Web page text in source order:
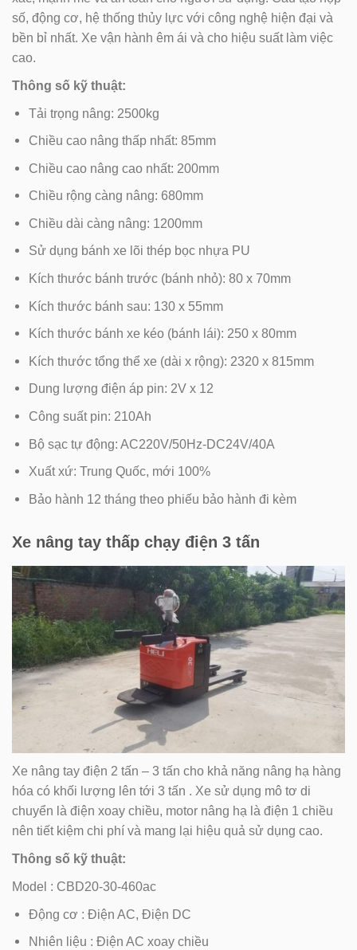
số, động cơ, hệ thống thủy lực với công nghệ hiện đại và
bền bỉ nhất. Xe vận hành êm ái và cho hiệu suất làm việc
cao.
Thông số kỹ thuật:
Tải trọng nâng: 2500kg
Chiều cao nâng thấp nhất: 85mm
Chiều cao nâng cao nhất: 200mm
Chiều rộng càng nâng: 680mm
Chiều dài càng nâng: 1200mm
Sử dụng bánh xe lõi thép bọc nhựa PU
Kích thước bánh trước (bánh nhỏ): 80 x 70mm
Kích thước bánh sau: 130 x 55mm
Kích thước bánh xe kéo (bánh lái): 250 x 80mm
Kích thước tổng thể xe (dài x rộng): 2320 x 815mm
Dung lượng điện áp pin: 2V x 12
Công suất pin: 210Ah
Bộ sạc tự động: AC220V/50Hz-DC24V/40A
Xuất xứ: Trung Quốc, mới 100%
Bảo hành 12 tháng theo phiếu bảo hành đi kèm
Xe nâng tay thấp chạy điện 3 tấn
Xe nâng tay điện 2 tấn – 3 tấn cho khả năng nâng hạ hàng
hóa có khối lượng lên tới 3 tấn . Xe sử dụng mô tơ di
chuyển là điện xoay chiều, motor nâng hạ là điện 1 chiều
nên tiết kiệm chi phí và mang lại hiệu quả sử dụng cao.
Thông số kỹ thuật:
Model : CBD20-30-460ac
Động cơ : Điện AC, Điện DC
Nhiên liệu : Điện AC xoay chiều